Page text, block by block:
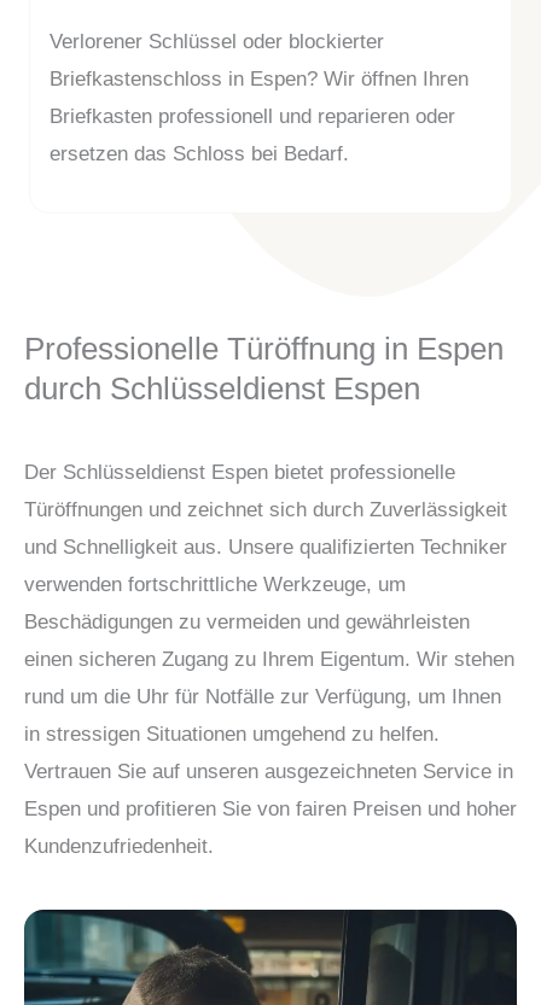
Verlorener Schlüssel oder blockierter
Briefkastenschloss in Espen? Wir öffnen Ihren
Briefkasten professionell und reparieren oder
ersetzen das Schloss bei Bedarf.
Professionelle Türöffnung in Espen
durch Schlüsseldienst Espen
Der Schlüsseldienst Espen bietet professionelle
Türöffnungen und zeichnet sich durch Zuverlässigkeit
und Schnelligkeit aus. Unsere qualifizierten Techniker
verwenden fortschrittliche Werkzeuge, um
Beschädigungen zu vermeiden und gewährleisten
einen sicheren Zugang zu Ihrem Eigentum. Wir stehen
rund um die Uhr für Notfälle zur Verfügung, um Ihnen
in stressigen Situationen umgehend zu helfen.
Vertrauen Sie auf unseren ausgezeichneten Service in
Espen und profitieren Sie von fairen Preisen und hoher
Kundenzufriedenheit.